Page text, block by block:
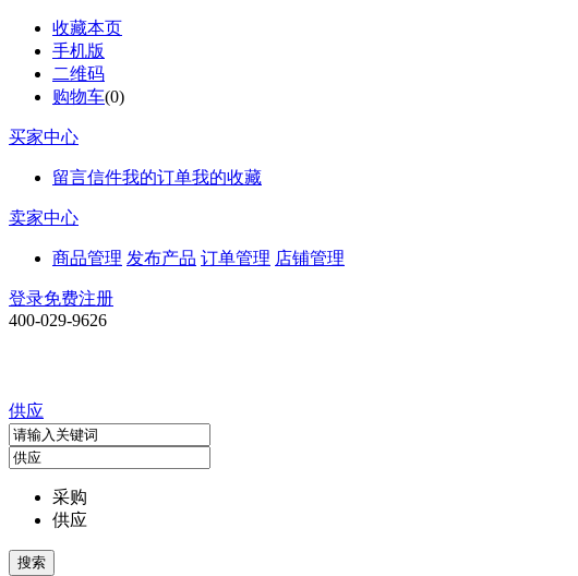
收藏本页
手机版
二维码
购物车(0)
买家中心
留言信件我的订单我的收藏
卖家中心
商品管理 发布产品 订单管理 店铺管理
登录免费注册
400-029-9626
供应
采购
供应